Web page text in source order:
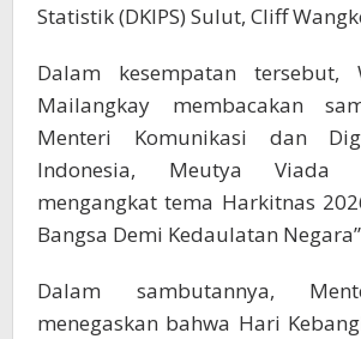
Statistik (DKIPS) Sulut, Cliff
Dalam kesempatan tersebut,
Mailangkay membacakan
Menteri Komunikasi dan
Indonesia, Meutya Viada
mengangkat tema Harkitnas
Bangsa Demi Kedaulatan
Dalam sambutannya,
menegaskan bahwa Hari